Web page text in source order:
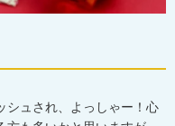
シュされ、よっしゃー！心